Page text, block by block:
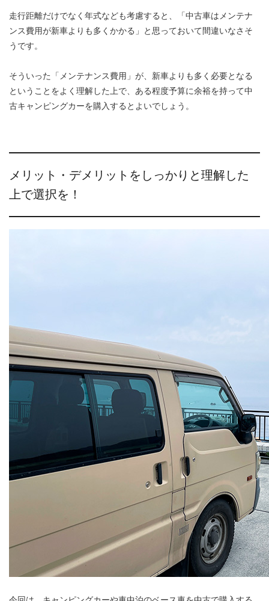
走行距離だけでなく年式なども考慮すると、「中古車はメンテナ
ンス費用が新車よりも多くかかる」と思っておいて間違いなさそ
うです。
そういった「メンテナンス費用」が、新車よりも多く必要となる
ということをよく理解した上で、ある程度予算に余裕を持って中
古キャンピングカーを購入するとよいでしょう。
メリット・デメリットをしっかりと理解した
上で選択を！